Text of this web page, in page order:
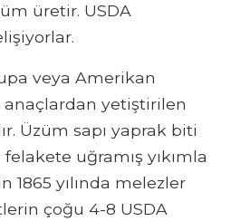
üretir. USDA
veya Amerikan
anaçlardan yetiştirilen
Üzüm sapı yaprak biti
uğramış yıkımla
yılında melezler
çoğu 4-8 USDA